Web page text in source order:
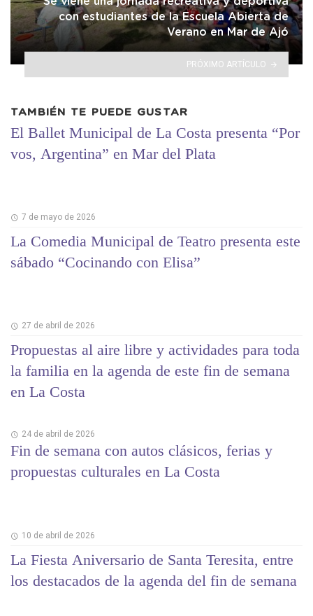
con estudiantes de la Escuela Abierta de
Verano en Mar de Ajó
PRÓXIMO ARTÍCULO
TAMBIÉN TE PUEDE GUSTAR
El Ballet Municipal de La Costa presenta “Por
vos, Argentina” en Mar del Plata
7 de mayo de 2026
La Comedia Municipal de Teatro presenta este
sábado “Cocinando con Elisa”
27 de abril de 2026
Propuestas al aire libre y actividades para toda
la familia en la agenda de este fin de semana
en La Costa
24 de abril de 2026
Fin de semana con autos clásicos, ferias y
propuestas culturales en La Costa
10 de abril de 2026
La Fiesta Aniversario de Santa Teresita, entre
los destacados de la agenda del fin de semana